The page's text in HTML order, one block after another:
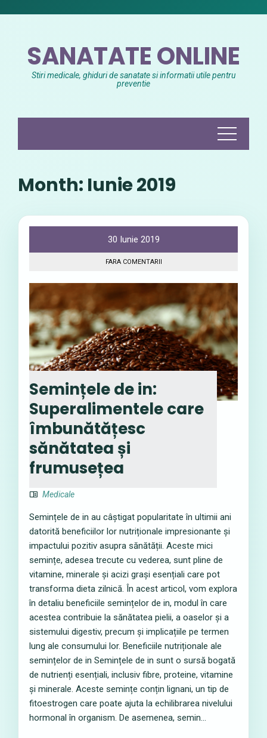
SANATATE ONLINE
Stiri medicale, ghiduri de sanatate si informatii utile pentru
preventie
Month: Iunie 2019
30 Iunie 2019
FARA COMENTARII
Semințele de in:
Superalimentele care
îmbunătățesc
sănătatea și
frumusețea
Medicale
Semințele de in au câștigat popularitate în ultimii ani
datorită beneficiilor lor nutriționale impresionante și
impactului pozitiv asupra sănătății. Aceste mici
semințe, adesea trecute cu vederea, sunt pline de
vitamine, minerale și acizi grași esențiali care pot
transforma dieta zilnică. În acest articol, vom explora
în detaliu beneficiile semințelor de in, modul în care
acestea contribuie la sănătatea pielii, a oaselor și a
sistemului digestiv, precum și implicațiile pe termen
lung ale consumului lor. Beneficiile nutriționale ale
semințelor de in Semințele de in sunt o sursă bogată
de nutrienți esențiali, inclusiv fibre, proteine, vitamine
și minerale. Aceste semințe conțin lignani, un tip de
fitoestrogen care poate ajuta la echilibrarea nivelului
hormonal în organism. De asemenea, semin...